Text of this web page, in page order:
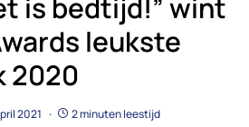
is bedtijd!” wint
leukste
2020
2021
2 minuten leestijd